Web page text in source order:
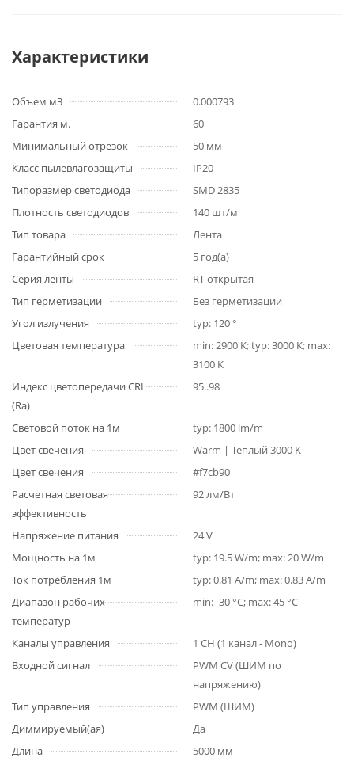
Характеристики
Объем м3
0.000793
Гарантия м.
60
Минимальный отрезок
50 мм
Класс пылевлагозащиты
IP20
Типоразмер светодиода
SMD 2835
Плотность светодиодов
140 шт/м
Тип товара
Лента
Гарантийный срок
5 год(а)
Серия ленты
RT открытая
Тип герметизации
Без герметизации
Угол излучения
typ: 120 °
Цветовая температура
min: 2900 K; typ: 3000 K; max:
3100 K
Индекс цветопередачи CRI
(Ra)
95..98
Световой поток на 1м
typ: 1800 lm/m
Цвет свечения
Warm | Тёплый 3000 K
Цвет свечения
#f7cb90
Расчетная световая
эффективность
92 лм/Вт
Напряжение питания
24 V
Мощность на 1м
typ: 19.5 W/m; max: 20 W/m
Ток потребления 1м
typ: 0.81 A/m; max: 0.83 A/m
Диапазон рабочих
температур
min: -30 °C; max: 45 °C
Каналы управления
1 CH (1 канал - Mono)
Входной сигнал
PWM СV (ШИМ по
напряжению)
Тип управления
PWM (ШИМ)
Диммируемый(ая)
Да
Длина
5000 мм